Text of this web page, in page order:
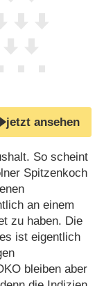
jetzt ansehen
So scheint
Spitzenkoch
an einem
zu haben. Die
ist eigentlich
bleiben aber